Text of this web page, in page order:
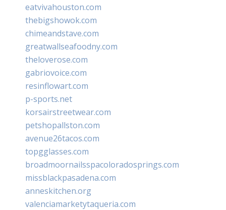
eatvivahouston.com
thebigshowok.com
chimeandstave.com
greatwallseafoodny.com
theloverose.com
gabriovoice.com
resinflowart.com
p-sports.net
korsairstreetwear.com
petshopallston.com
avenue26tacos.com
topgglasses.com
broadmoornailsspacoloradosprings.com
missblackpasadena.com
anneskitchen.org
valenciamarketytaqueria.com